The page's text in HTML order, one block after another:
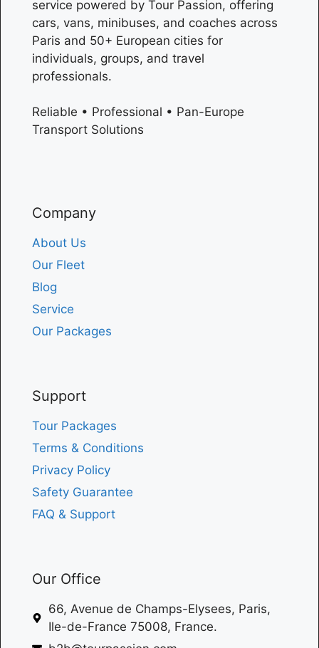
service powered by Tour Passion, offering
cars, vans, minibuses, and coaches across
Paris and 50+ European cities for
individuals, groups, and travel
professionals.
Reliable • Professional • Pan-Europe
Transport Solutions
Company
About Us
Our Fleet
Blog
Service
Our Packages
Support
Tour Packages
Terms & Conditions
Privacy Policy
Safety Guarantee
FAQ & Support
Our Office
66, Avenue de Champs-Elysees, Paris,
Ile-de-France 75008, France.